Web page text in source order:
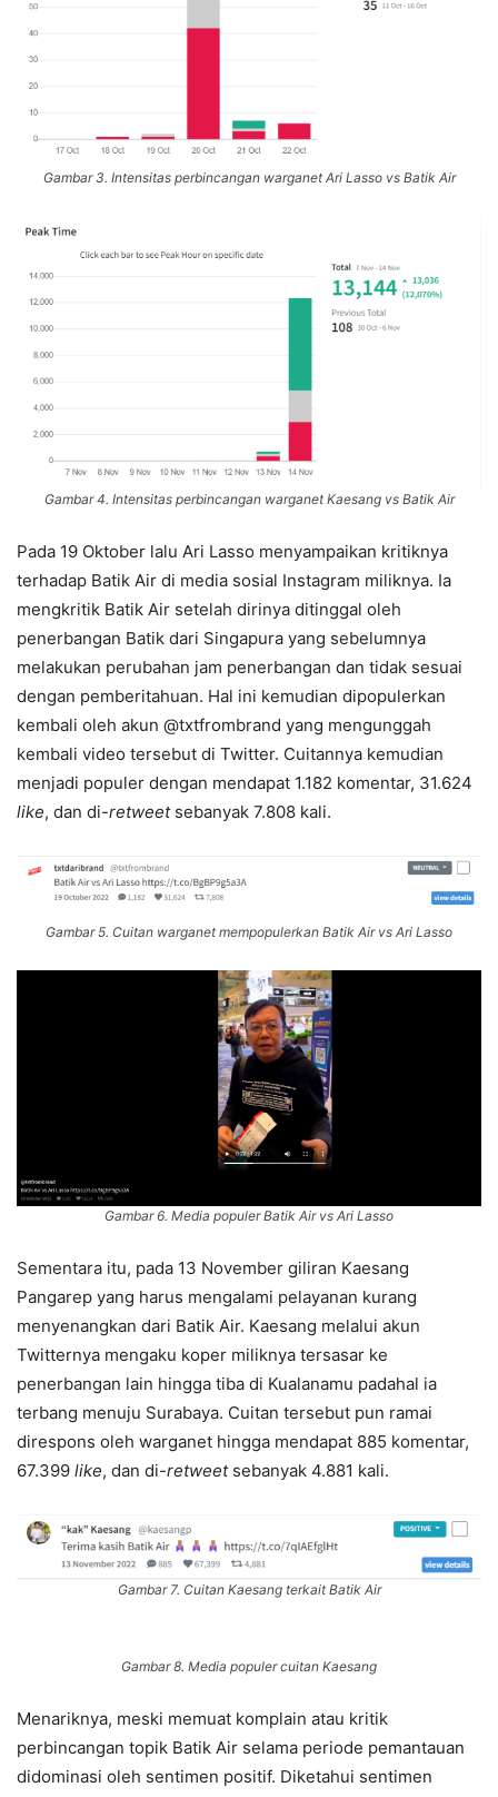
Gambar 3. Intensitas perbincangan warganet Ari Lasso vs Batik Air
Gambar 4. Intensitas perbincangan warganet Kaesang vs Batik Air
Pada 19 Oktober lalu Ari Lasso menyampaikan kritiknya
terhadap Batik Air di media sosial Instagram miliknya. Ia
mengkritik Batik Air setelah dirinya ditinggal oleh
penerbangan Batik dari Singapura yang sebelumnya
melakukan perubahan jam penerbangan dan tidak sesuai
dengan pemberitahuan. Hal ini kemudian dipopulerkan
kembali oleh akun @txtfrombrand yang mengunggah
kembali video tersebut di Twitter. Cuitannya kemudian
menjadi populer dengan mendapat 1.182 komentar, 31.624
like, dan di-retweet sebanyak 7.808 kali.
Gambar 5. Cuitan warganet mempopulerkan Batik Air vs Ari Lasso
Gambar 6. Media populer Batik Air vs Ari Lasso
Sementara itu, pada 13 November giliran Kaesang
Pangarep yang harus mengalami pelayanan kurang
menyenangkan dari Batik Air. Kaesang melalui akun
Twitternya mengaku koper miliknya tersasar ke
penerbangan lain hingga tiba di Kualanamu padahal ia
terbang menuju Surabaya. Cuitan tersebut pun ramai
direspons oleh warganet hingga mendapat 885 komentar,
67.399 like, dan di-retweetsebanyak 4.881 kali.
Gambar 7. Cuitan Kaesang terkait Batik Air
Gambar 8. Media populer cuitan Kaesang
Menariknya, meski memuat komplain atau kritik
perbincangan topik Batik Air selama periode pemantauan
didominasi oleh sentimen positif. Diketahui sentimen